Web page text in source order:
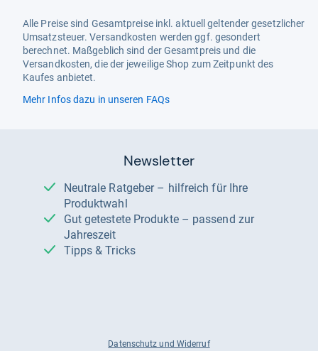
Alle Preise sind Gesamtpreise inkl. aktuell geltender gesetzlicher
Umsatzsteuer. Versandkosten werden ggf. gesondert
berechnet. Maßgeblich sind der Gesamtpreis und die
Versandkosten, die der jeweilige Shop zum Zeitpunkt des
Kaufes anbietet.
Mehr Infos dazu in unseren FAQs
Newsletter
Neutrale Ratgeber – hilfreich für Ihre
Produktwahl
Gut getestete Produkte – passend zur
Jahreszeit
Tipps & Tricks
Datenschutz und Widerruf